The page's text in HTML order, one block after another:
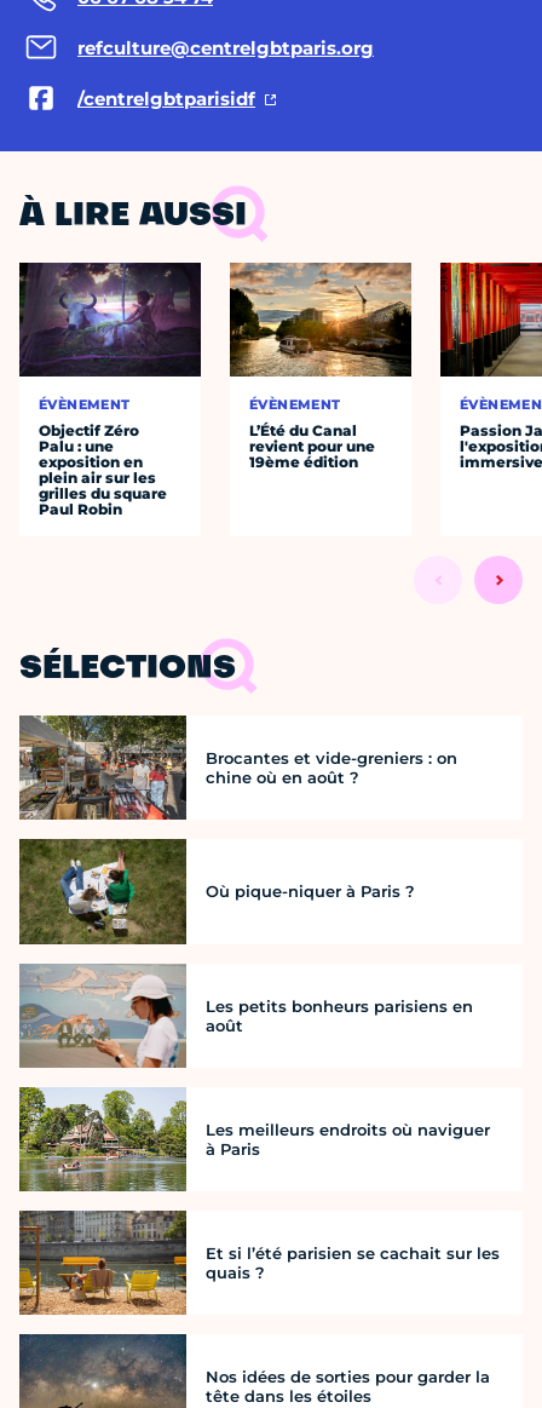
refculture@centrelgbtparis.org
/centrelgbtparisidf
À LIRE AUSSI
ÉVÈNEMENT
Objectif Zéro
Palu : une
exposition en
plein air sur les
grilles du square
Paul Robin
ÉVÈNEMENT
L’Été du Canal
revient pour une
19ème édition
Passion
SÉLECTIONS
Brocantes et vide-greniers : on
chine où en août ?
Où pique-niquer à Paris ?
Les petits bonheurs parisiens en
août
Les meilleurs endroits où naviguer
à Paris
Et si l’été parisien se cachait sur les
quais ?
Nos idées de sorties pour garder la
tête dans les étoiles